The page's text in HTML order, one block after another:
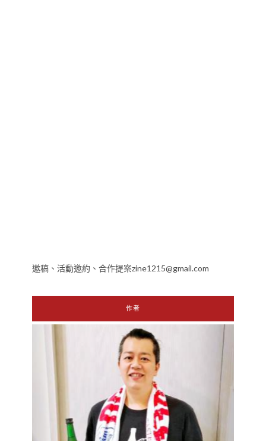
邀稿、活動邀約、合作提案zine1215@gmail.com
作者